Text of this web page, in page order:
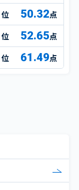
50.32点
52.65点
61.49点